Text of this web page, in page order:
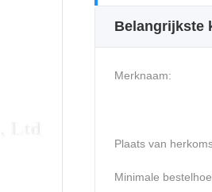
Belangrijkste
Merknaam:
Plaats van
Minimale